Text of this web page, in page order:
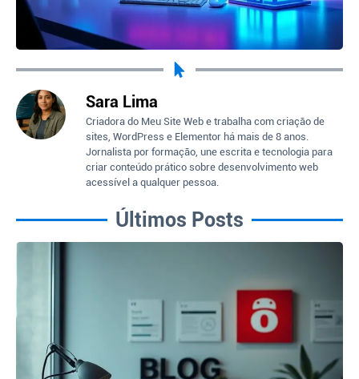
Sara Lima
Criadora do Meu Site Web e trabalha com criação de
sites, WordPress e Elementor há mais de 8 anos.
Jornalista por formação, une escrita e tecnologia para
criar conteúdo prático sobre desenvolvimento web
acessível a qualquer pessoa.
Últimos Posts